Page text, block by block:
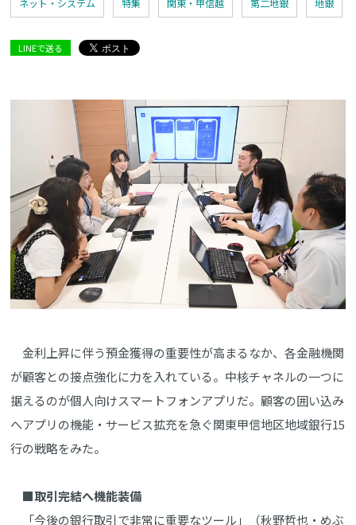
ネット・システム 特集 関東・甲信越 第二地銀 地銀
LINEで送る
金利上昇に伴う預金獲得の重要性が高まるなか、各金融機関
が顧客との接点強化に力を入れている。中核チャネルの一つに
据えるのが個人向けスマートフォンアプリだ。顧客の囲い込み
へアプリの機能・サービス拡充を急ぐ関東甲信地区地域銀行15
行の戦略をみた。
■取引完結へ機能装備
「今後の銀行取引で非常に重要なツール」（秋野哲也・めぶ